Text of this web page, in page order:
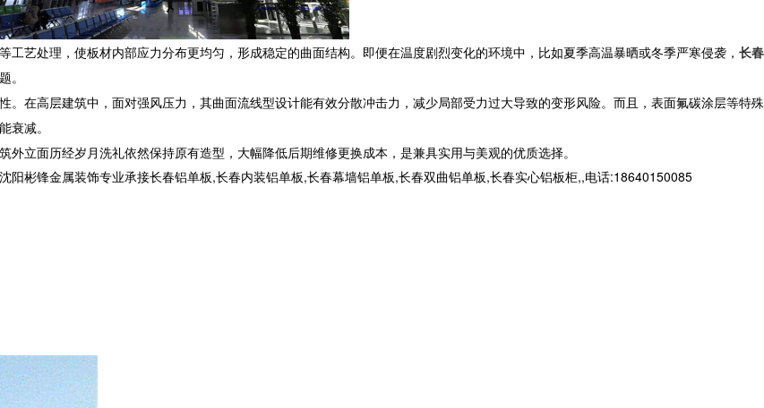
艺处理，使板材内部应力分布更均匀，形成稳定的曲面结构。即便在温度剧烈变化的环境中，比如夏季高温暴晒或冬季严寒侵袭， 长春
。​
。在高层建筑中，面对强风压力，其曲面流线型设计能有效分散冲击力，减少局部受力过大导致的变形风险。而且，表面氟碳涂层等特殊
减。​
外立面历经岁月洗礼依然保持原有造型，大幅降低后期维修更换成本，是兼具实用与美观的优质选择。
彬锋金属装饰专业承接长春铝单板,长春内装铝单板,长春幕墙铝单板,长春双曲铝单板,长春实心铝板柜,,电话:18640150085